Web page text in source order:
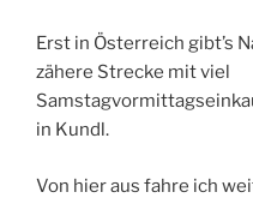
Erst in Österreich gibt’s
zähere Strecke mit viel
in Kundl.
Von hier aus fahre ich